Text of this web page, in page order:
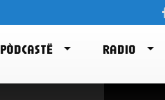
PÒDCASTË RADIO